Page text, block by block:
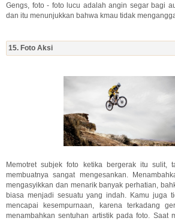
Gengs, foto - foto lucu adalah angin segar bagi
dan itu menunjukkan bahwa kmau tidak
15. Foto Aksi
Memotret subjek foto ketika bergerak itu sulit,
membuatnya sangat mengesankan.
mengasyikkan dan menarik banyak perhatian,
biasa menjadi sesuatu yang indah. Kamu juga
mencapai kesempurnaan, karena terkadang
menambahkan sentuhan artistik pada foto. Saat